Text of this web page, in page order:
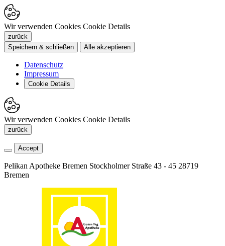
Wir verwenden Cookies Cookie Details
zurück
Speichern & schließen
Alle akzeptieren
Datenschutz
Impressum
Cookie Details
Wir verwenden Cookies Cookie Details
zurück
Accept
Pelikan Apotheke Bremen Stockholmer Straße 43 - 45 28719
Bremen